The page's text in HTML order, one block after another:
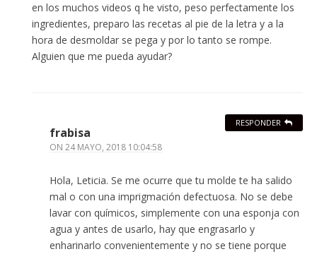
en los muchos videos q he visto, peso perfectamente los
ingredientes, preparo las recetas al pie de la letra y a la
hora de desmoldar se pega y por lo tanto se rompe.
Alguien que me pueda ayudar?
frabisa
ON 24 MAYO, 2018 10:04:58
Hola, Leticia. Se me ocurre que tu molde te ha salido
mal o con una imprigmación defectuosa. No se debe
lavar con químicos, simplemente con una esponja con
agua y antes de usarlo, hay que engrasarlo y
enharinarlo convenientemente y no se tiene porque
RESPONDER